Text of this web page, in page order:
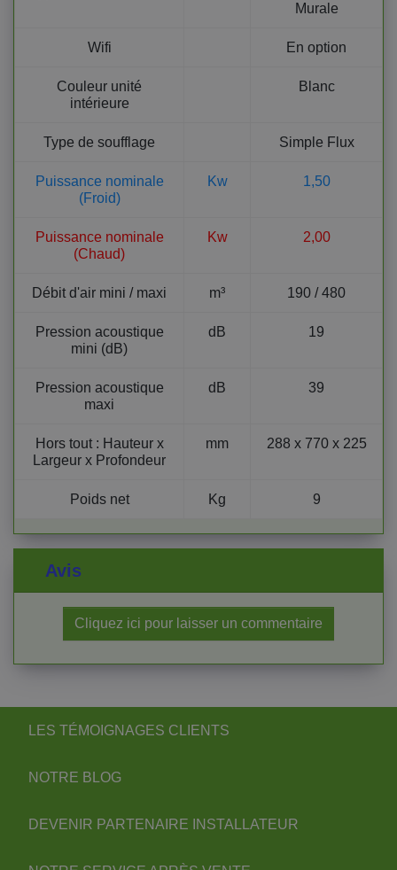
Murale
Wifi En option
Couleur unité
intérieure
Blanc
Type de soufflage Simple Flux
Puissance nominale
(Froid)
Kw 1,50
Puissance nominale
(Chaud)
Kw 2,00
Débit d'air mini / maxi m³ 190 / 480
Pression acoustique
mini (dB)
dB 19
Pression acoustique
maxi
dB 39
Hors tout : Hauteur x
Largeur x Profondeur
mm 288 x 770 x 225
Poids net Kg 9
Avis
Cliquez ici pour laisser un commentaire
LES TÉMOIGNAGES CLIENTS
NOTRE BLOG
DEVENIR PARTENAIRE INSTALLATEUR